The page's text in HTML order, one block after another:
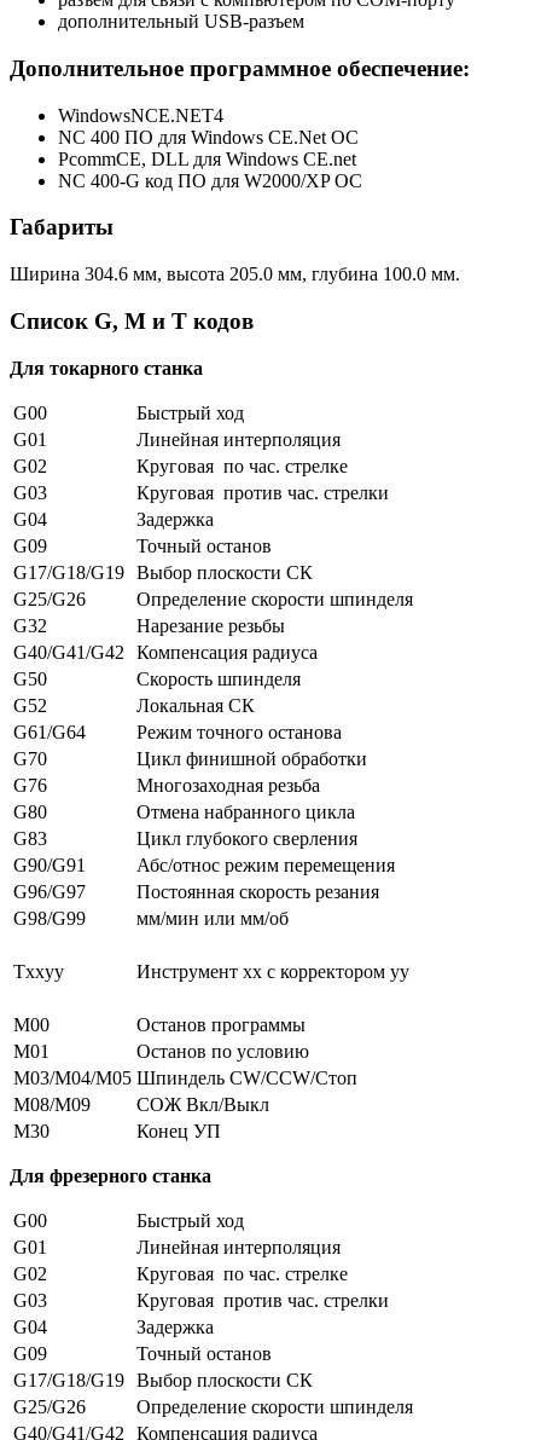
дополнительный USB-разъем
Дополнительное программное обеспечение:
WindowsNCE.NET4
NC 400 ПО для Windows CE.Net ОС
PcommCE, DLL для Windows CE.net
NC 400-G код ПО для W2000/XP ОС
Габариты
Ширина 304.6 мм, высота 205.0 мм, глубина 100.0 мм.
Список G, M и T кодов
Для токарного станка
G00
Быстрый ход
G01
Линейная интерполяция
G02
Круговая по час. стрелке
G03
Круговая против час. стрелки
G04
Задержка
G09
Точный останов
G17/G18/G19 Выбор плоскости СК
G25/G26
Определение скорости шпинделя
G32
Нарезание резьбы
G40/G41/G42
Компенсация радиуса
G50
Скорость шпинделя
G52
Локальная СК
G61/G64
Режим точного останова
G70
Цикл финишной обработки
G76
Многозаходная резьба
G80
Отмена набранного цикла
G83
Цикл глубокого сверления
G90/G91
Абс/относ режим перемещения
G96/G97
Постоянная скорость резания
G98/G99
мм/мин или мм/об
Txxyy Инструмент xx с корректором yy
M00
Останов программы
M01
Останов по условию
M03/M04/M05 Шпиндель CW/CCW/Стоп
M08/M09
СОЖ Вкл/Выкл
M30
Конец УП
Для фрезерного станка
G00
Быстрый ход
G01
Линейная интерполяция
G02
Круговая по час. стрелке
G03
Круговая против час. стрелки
G04
Задержка
G09
Точный останов
G17/G18/G19 Выбор плоскости СК
G25/G26
Определение скорости шпинделя
G40/G41/G42
Компенсация радиуса